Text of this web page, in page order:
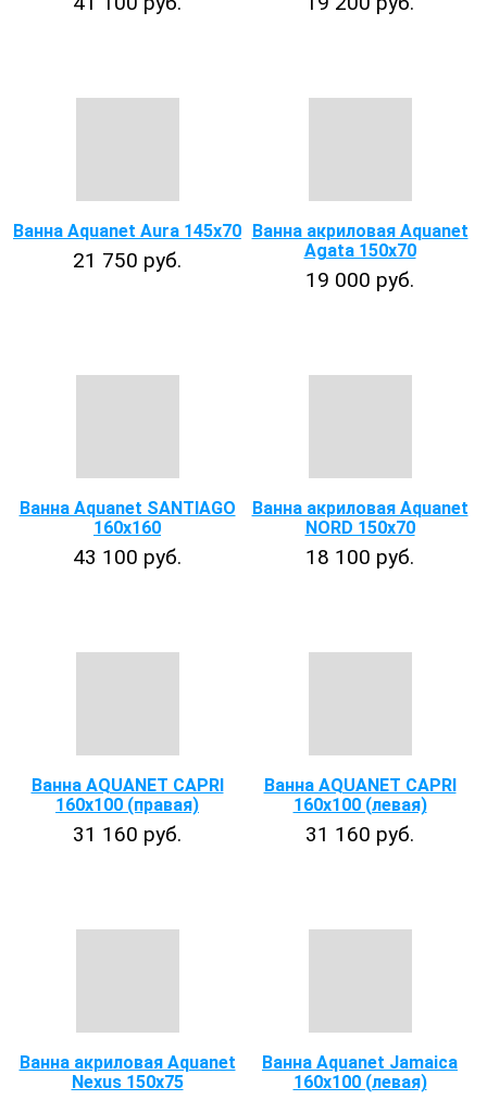
Ванна Aquanet Aura 145x70
21 750 руб.
Ванна акриловая Aquanet
Agata 150x70
19 000 руб.
Ванна Aquanet SANTIAGO
160x160
43 100 руб.
Ванна акриловая Aquanet
NORD 150x70
18 100 руб.
Ванна AQUANET CAPRI
160х100 (правая)
31 160 руб.
Ванна AQUANET CAPRI
160х100 (левая)
31 160 руб.
Ванна акриловая Aquanet
Nexus 150x75
Ванна Aquanet Jamaica
160x100 (левая)